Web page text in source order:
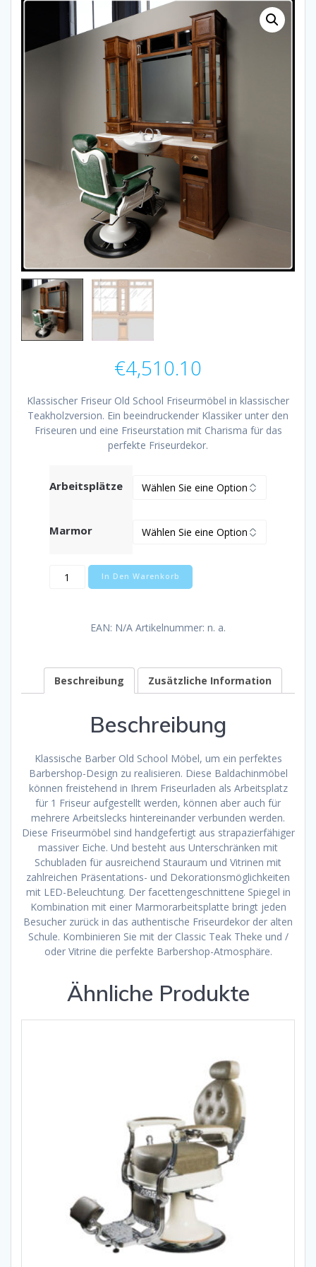
€4,510.10
Klassischer Friseur Old School Friseurmöbel in klassischer
Teakholzversion. Ein beeindruckender Klassiker unter den
Friseuren und eine Friseurstation mit Charisma für das
perfekte Friseurdekor.
Arbeitsplätze
Marmor
Klassisches
Friseurmöbel
In Den Warenkorb
EAN: N/A Artikelnummer: n. a.
Beschreibung Zusätzliche Information
Beschreibung
Klassische Barber Old School Möbel, um ein perfektes
Barbershop-Design zu realisieren. Diese Baldachinmöbel
können freistehend in Ihrem Friseurladen als Arbeitsplatz
für 1 Friseur aufgestellt werden, können aber auch für
mehrere Arbeitslecks hintereinander verbunden werden.
Diese Friseurmöbel sind handgefertigt aus strapazierfähiger
massiver Eiche. Und besteht aus Unterschränken mit
Schubladen für ausreichend Stauraum und Vitrinen mit
zahlreichen Präsentations- und Dekorationsmöglichkeiten
mit LED-Beleuchtung. Der facettengeschnittene Spiegel in
Kombination mit einer Marmorarbeitsplatte bringt jeden
Besucher zurück in das authentische Friseurdekor der alten
Schule. Kombinieren Sie mit der Classic Teak Theke und /
oder Vitrine die perfekte Barbershop-Atmosphäre.
Ähnliche Produkte